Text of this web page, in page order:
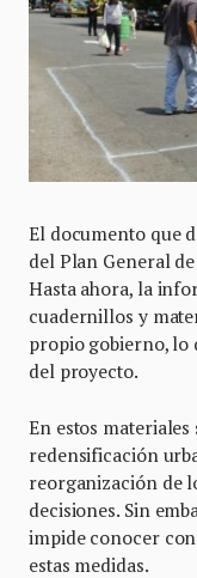
El documento que
del Plan General
Hasta ahora, la
cuadernillos y
propio gobierno, lo
del proyecto.
En estos materiales
redensificación
reorganización de
decisiones. Sin
impide conocer
estas medidas.